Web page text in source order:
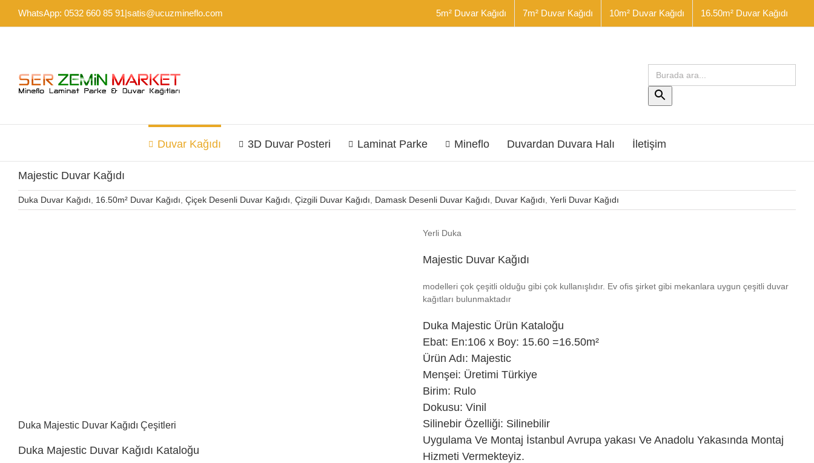
WhatsApp: 0532 660 85 91|satis@ucuzmineflo.com 5m² Duvar Kağıdı 7m² Duvar Kağıdı 10m² Duvar Kağıdı 16.50m² Duvar Kağıdı
Arama
yap:
Arama
Butonu
Duvar Kağıdı 3D Duvar Posteri Laminat Parke Mineflo Duvardan Duvara Halı İletişim
Majestic Duvar Kağıdı
Duka Duvar Kağıdı 16.50m² Duvar Kağıdı Çiçek Desenli Duvar Kağıdı Çizgili Duvar Kağıdı Damask Desenli Duvar Kağıdı Duvar Kağıdı Yerli Duvar Kağıdı
Duka Majestic Duvar Kağıdı Çeşitleri
Duka Majestic Duvar Kağıdı Kataloğu
Yerli Duka
Majestic Duvar Kağıdı
modelleri çok çeşitli olduğu gibi çok kullanışlıdır. Ev ofis şirket gibi mekanlara uygun çeşitli duvar
kağıtları bulunmaktadır
Duka Majestic Ürün Kataloğu
Ebat: En:106 x Boy: 15.60 =16.50m²
Ürün Adı: Majestic
Menşei: Üretimi Türkiye
Birim: Rulo
Dokusu: Vinil
Silinebir Özelliği: Silinebilir
Uygulama Ve Montaj İstanbul Avrupa yakası Ve Anadolu Yakasında Montaj
Hizmeti Vermekteyiz.